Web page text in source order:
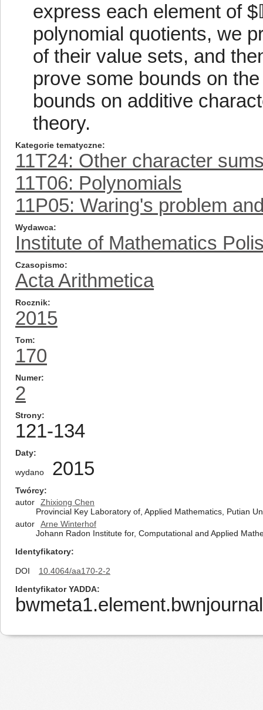
express each element of
polynomial quotients, we
of their value sets, and
prove some bounds on
bounds on additive
theory.
Kategorie tematyczne
11T24: Other character
11T06: Polynomials
11P05: Waring's problem
Wydawca
Institute of Mathematics
Czasopismo
Acta Arithmetica
Rocznik
2015
Tom
170
Numer
2
Strony
121-134
Daty
wydano 2015
Twórcy
autor
Zhixiong Chen
Provincial Key Laboratory of, Applied Mathematics, Putian
autor
Arne Winterhof
Johann Radon Institute for, Computational and Applied
Identyfikatory
DOI
10.4064/aa170-2-2
Identyfikator YADDA